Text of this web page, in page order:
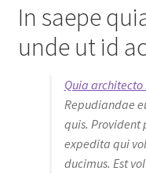
Shop
In saepe
unde ut id
Quia architecto
Repudiandae
quis.
expedita qui
ducimus. Est